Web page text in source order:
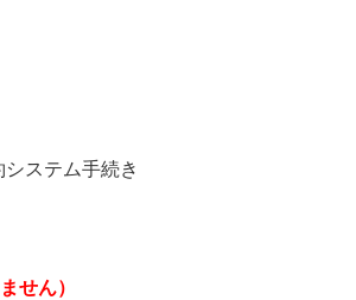
ステム手続き
せん）